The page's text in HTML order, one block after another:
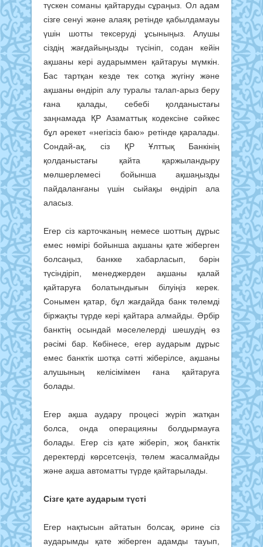
түскен соманы қайтаруды сұраңыз. Ол адам
сізге сенуі және алаяқ ретінде қабылдамауы
үшін шотты тексеруді ұсыныңыз. Алушы
сіздің жағдайыңызды түсініп, содан кейін
ақшаны кері аударыммен қайтаруы мүмкін.
Бас тартқан кезде тек сотқа жүгіну және
ақшаны өндіріп алу туралы талап-арыз беру
ғана қалады, себебі қолданыстағы
заңнамада ҚР Азаматтық кодексіне сәйкес
бұл әрекет «негізсіз баю» ретінде қаралады.
Сондай-ақ, сіз ҚР Ұлттық Банкінің
қолданыстағы қайта қаржыландыру
мөлшерлемесі бойынша ақшаңызды
пайдаланғаны үшін сыйақы өндіріп ала
аласыз.
Егер сіз карточканың немесе шоттың дұрыс
емес нөмірі бойынша ақшаны қате жіберген
болсаңыз, банкке хабарласып, бәрін
түсіндіріп, менеджерден ақшаны қалай
қайтаруға болатындығын білуіңіз керек.
Сонымен қатар, бұл жағдайда банк төлемді
біржақты түрде кері қайтара алмайды. Әрбір
банктің осындай мәселелерді шешудің өз
рәсімі бар. Көбінесе, егер аударым дұрыс
емес банктік шотқа сәтті жіберілсе, ақшаны
алушының келісімімен ғана қайтаруға
болады.
Егер ақша аудару процесі жүріп жатқан
болса, онда операцияны болдырмауға
болады. Егер сіз қате жіберіп, жоқ банктік
деректерді көрсетсеңіз, төлем жасалмайды
және ақша автоматты түрде қайтарылады.
Сізге қате аударым түсті
Егер нақтысын айтатын болсақ, әрине сіз
аударымды қате жіберген адамды тауып,